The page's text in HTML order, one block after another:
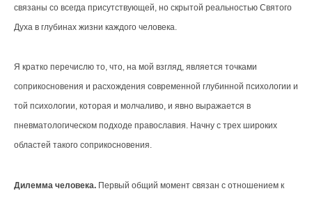
связаны со всегда присутствующей, но скрытой реальностью Святого
Духа в глубинах жизни каждого человека.
Я кратко перечислю то, что, на мой взгляд, является точками
соприкосновения и расхождения современной глубинной психологии и
той психологии, которая и молчаливо, и явно выражается в
пневматологическом подходе православия. Начну с трех широких
областей такого соприкосновения.
Дилемма человека.Первый общий момент связан с отношением к